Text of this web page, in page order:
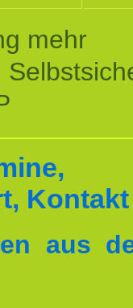
mehr
Kontakt
aus